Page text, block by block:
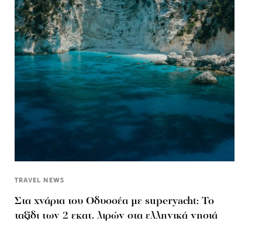
TRAVEL NEWS
Στα χνάρια του Οδυσσέα με superyacht: Το
ταξίδι των 2 εκατ. λιρών στα ελληνικά νησιά